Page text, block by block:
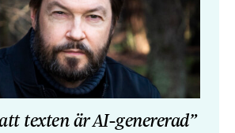
texten är AI-genererad”